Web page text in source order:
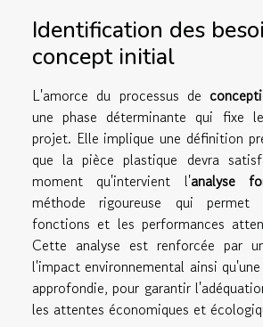
Identification des
concept initial
L'amorce du processus de
une phase déterminante qui fixe
projet. Elle implique une définition
que la pièce plastique devra
moment qu'intervient l'analyse
méthode rigoureuse qui
fonctions et les performances
Cette analyse est renforcée par
l'impact environnemental ainsi qu'une
approfondie, pour garantir
les attentes économiques et